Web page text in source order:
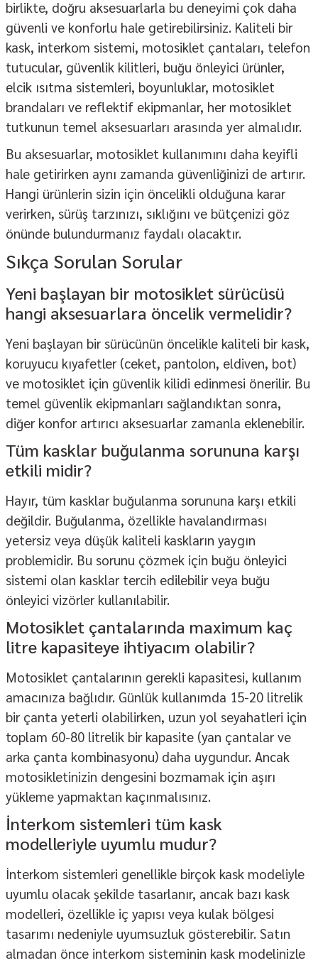
birlikte, doğru aksesuarlarla bu deneyimi çok daha
güvenli ve konforlu hale getirebilirsiniz. Kaliteli bir
kask, interkom sistemi, motosiklet çantaları, telefon
tutucular, güvenlik kilitleri, buğu önleyici ürünler,
elcik ısıtma sistemleri, boyunluklar, motosiklet
brandaları ve reflektif ekipmanlar, her motosiklet
tutkunun temel aksesuarları arasında yer almalıdır.
Bu aksesuarlar, motosiklet kullanımını daha keyifli
hale getirirken aynı zamanda güvenliğinizi de artırır.
Hangi ürünlerin sizin için öncelikli olduğuna karar
verirken, sürüş tarzınızı, sıklığını ve bütçenizi göz
önünde bulundurmanız faydalı olacaktır.
Sıkça Sorulan Sorular
Yeni başlayan bir motosiklet sürücüsü
hangi aksesuarlara öncelik vermelidir?
Yeni başlayan bir sürücünün öncelikle kaliteli bir kask,
koruyucu kıyafetler (ceket, pantolon, eldiven, bot)
ve motosiklet için güvenlik kilidi edinmesi önerilir. Bu
temel güvenlik ekipmanları sağlandıktan sonra,
diğer konfor artırıcı aksesuarlar zamanla eklenebilir.
Tüm kasklar buğulanma sorununa karşı
etkili midir?
Hayır, tüm kasklar buğulanma sorununa karşı etkili
değildir. Buğulanma, özellikle havalandırması
yetersiz veya düşük kaliteli kaskların yaygın
problemidir. Bu sorunu çözmek için buğu önleyici
sistemi olan kasklar tercih edilebilir veya buğu
önleyici vizörler kullanılabilir.
Motosiklet çantalarında maximum kaç
litre kapasiteye ihtiyacım olabilir?
Motosiklet çantalarının gerekli kapasitesi, kullanım
amacınıza bağlıdır. Günlük kullanımda 15-20 litrelik
bir çanta yeterli olabilirken, uzun yol seyahatleri için
toplam 60-80 litrelik bir kapasite (yan çantalar ve
arka çanta kombinasyonu) daha uygundur. Ancak
motosikletinizin dengesini bozmamak için aşırı
yükleme yapmaktan kaçınmalısınız.
İnterkom sistemleri tüm kask
modelleriyle uyumlu mudur?
İnterkom sistemleri genellikle birçok kask modeliyle
uyumlu olacak şekilde tasarlanır, ancak bazı kask
modelleri, özellikle iç yapısı veya kulak bölgesi
tasarımı nedeniyle uyumsuzluk gösterebilir. Satın
almadan önce interkom sisteminin kask modelinizle